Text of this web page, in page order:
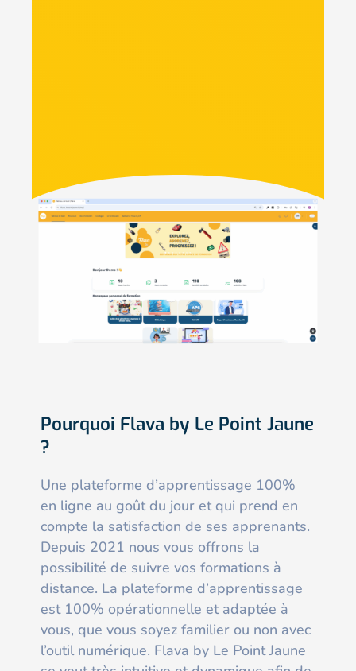
Pourquoi Flava by Le Point Jaune
?
Une plateforme d’apprentissage 100%
en ligne au goût du jour et qui prend en
compte la satisfaction de ses apprenants.
Depuis 2021 nous vous offrons la
possibilité de suivre vos formations à
distance. La plateforme d’apprentissage
est 100% opérationnelle et adaptée à
vous, que vous soyez familier ou non avec
l’outil numérique. Flava by Le Point Jaune